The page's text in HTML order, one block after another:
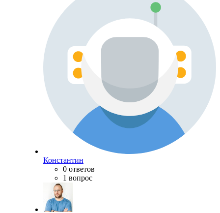
Константин
0 ответов
1 вопрос